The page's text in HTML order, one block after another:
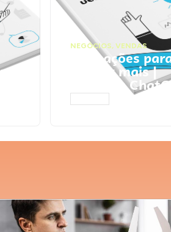
NEGÓCIOS, VENDAS
Faça ações
vender mais |
Prompts